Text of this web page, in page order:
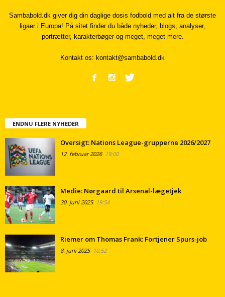
Sambabold.dk giver dig din daglige dosis fodbold med alt fra de største
ligaer i Europa! På sitet finder du både nyheder, blogs, analyser,
portrætter, karakterbøger og meget, meget mere.
Kontakt os: kontakt@sambabold.dk
ENDNU FLERE NYHEDER
Oversigt: Nations League-grupperne 2026/2027
12. februar 202619:00
Medie: Nørgaard til Arsenal-lægetjek
30. juni 202519:54
Riemer om Thomas Frank: Fortjener Spurs-job
8. juni 202510:52